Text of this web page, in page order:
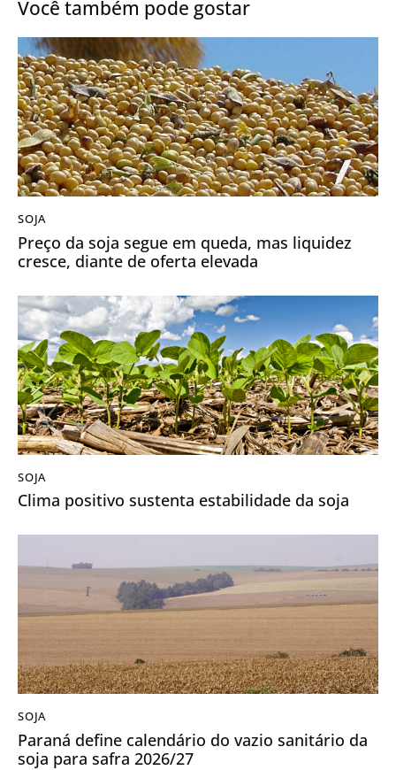
desenvolvida no Brasil
Você também pode gostar
SOJA
Preço da soja segue em queda, mas liquidez
cresce, diante de oferta elevada
SOJA
Clima positivo sustenta estabilidade da soja
SOJA
Paraná define calendário do vazio sanitário da
soja para safra 2026/27